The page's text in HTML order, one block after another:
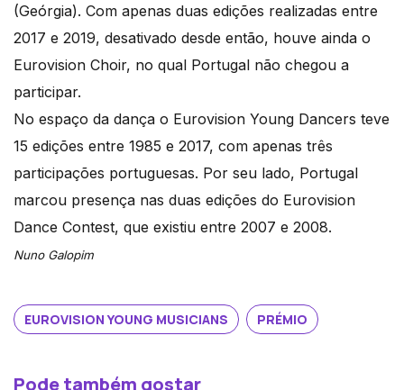
(Geórgia). Com apenas duas edições realizadas entre
2017 e 2019, desativado desde então, houve ainda o
Eurovision Choir, no qual Portugal não chegou a
participar.
No espaço da dança o Eurovision Young Dancers teve
15 edições entre 1985 e 2017, com apenas três
participações portuguesas. Por seu lado, Portugal
marcou presença nas duas edições do Eurovision
Dance Contest, que existiu entre 2007 e 2008.
Nuno Galopim
EUROVISION YOUNG MUSICIANS PRÉMIO
Pode também gostar